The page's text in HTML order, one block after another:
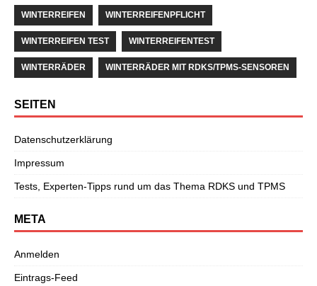
WINTERREIFEN WINTERREIFENPFLICHT
WINTERREIFEN TEST WINTERREIFENTEST
WINTERRÄDER WINTERRÄDER MIT RDKS/TPMS-SENSOREN
SEITEN
Datenschutzerklärung
Impressum
Tests, Experten-Tipps rund um das Thema RDKS und TPMS
META
Anmelden
Eintrags-Feed